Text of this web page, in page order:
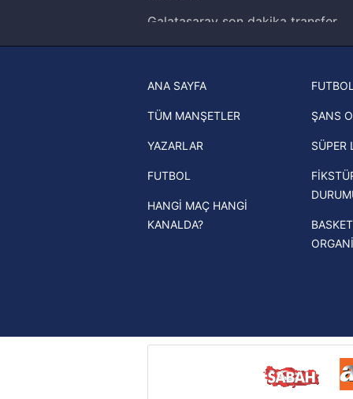
Galatasaray son dakika transfer
haberleri
Trendyol Süper Lig haberleri
Ziraat Türkiye Kupası haberleri
UEFA Şampiyonlar Ligi haberleri
UEFA Avrupa Ligi haberleri
UEFA Konferans Ligi haberleri
ANA SAYFA
TÜM MANŞETLER
YAZARLAR
FUTBOL
HANGİ MAÇ HANGİ
KANALDA?
ŞANS
SÜPER